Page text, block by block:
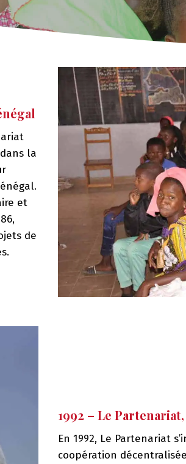
la
et
de
1992 – Le
En 1992, Le Partenariat
coopération